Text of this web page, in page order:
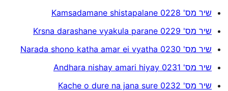
שיר מס' 0228 Kamsadamane shistapalane
שיר מס' 0229 Krsna darashane vyakula parane
שיר מס' 0230 Narada shono katha amar ei vyatha
שיר מס' 0231 Andhara nishay amari hiyay
שיר מס' 0232 Kache o dure na jana sure